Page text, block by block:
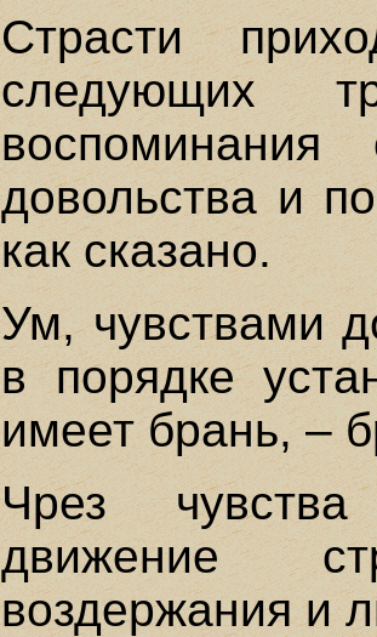
Страсти
следующих
довольства и
как сказано.
Ум, чувствами
в порядке
имеет брань, –
Чрез
движение
воздержания и